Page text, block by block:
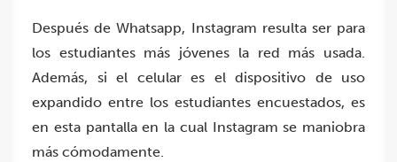
Después de Whatsapp, Instagram resulta ser para
los estudiantes más jóvenes la red más usada.
Además, si el celular es el dispositivo de uso
expandido entre los estudiantes encuestados, es
en esta pantalla en la cual Instagram se maniobra
más cómodamente.